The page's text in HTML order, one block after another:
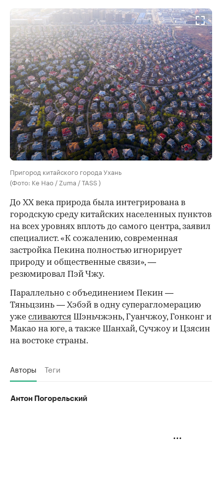
Пригород китайского города Ухань
(Фото: Ke Hao / Zuma / TASS )
До XX века природа была интегрирована в
городскую среду китайских населенных пунктов
на всех уровнях вплоть до самого центра, заявил
специалист. «К сожалению, современная
застройка Пекина полностью игнорирует
природу и общественные связи», —
резюмировал Пэй Чжу.
Параллельно с объединением Пекин —
Тяньцзинь — Хэбэй в одну суперагломерацию
уже сливаются Шэньчжэнь, Гуанчжоу, Гонконг и
Макао на юге, а также Шанхай, Сучжоу и Цзясин
на востоке страны.
Авторы Теги
Антон Погорельский